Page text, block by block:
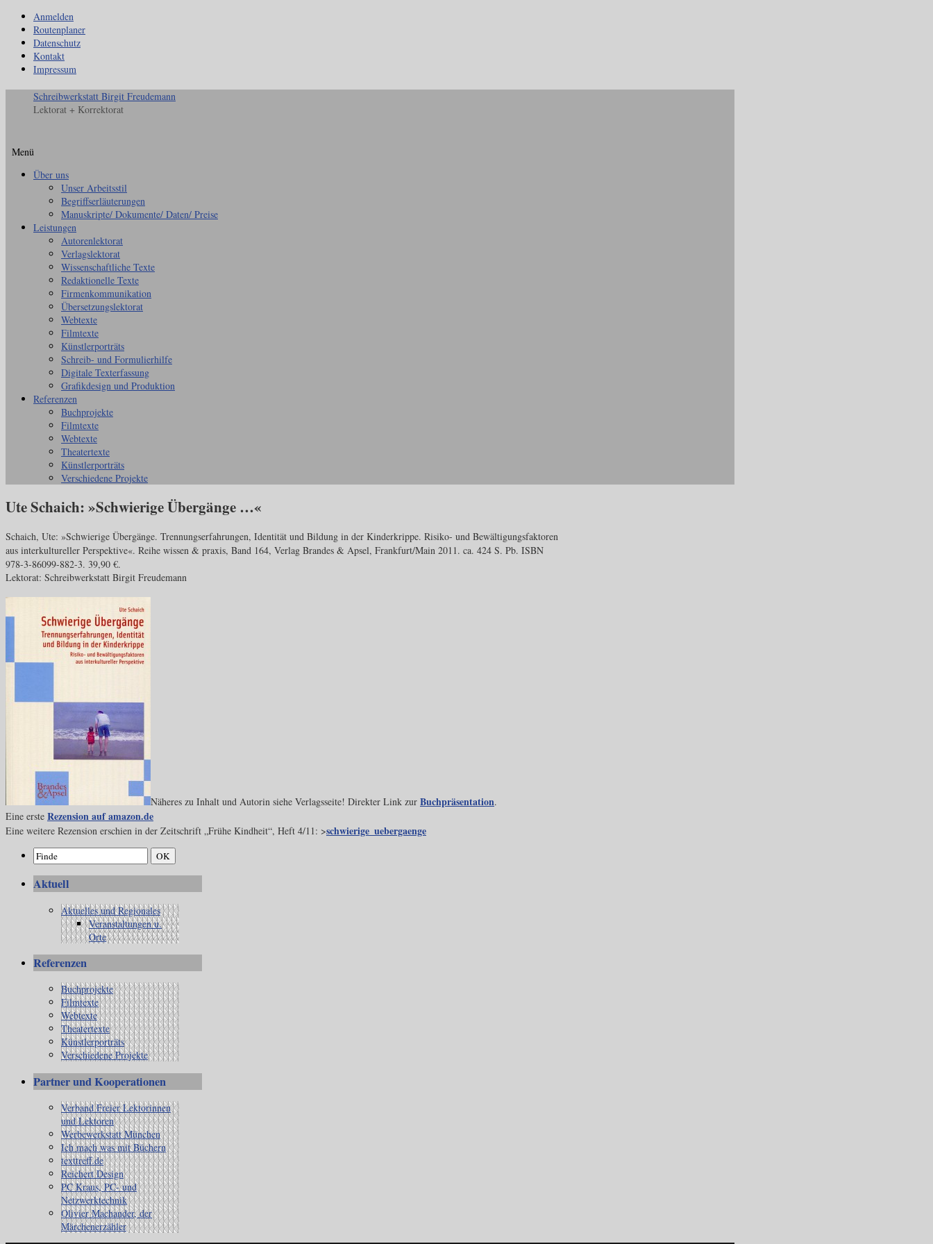
Anmelden
Routenplaner
Datenschutz
Kontakt
Impressum
Schreibwerkstatt Birgit Freudemann
Lektorat + Korrektorat
Menü
Zum
Über uns
Unser Arbeitsstil
Begriffserläuterungen
Manuskripte/ Dokumente/ Daten/ Preise
Leistungen
Autorenlektorat
Verlagslektorat
Wissenschaftliche Texte
Redaktionelle Texte
Firmenkommunikation
Übersetzungslektorat
Webtexte
Filmtexte
Künstlerporträts
Schreib- und Formulierhilfe
Digitale Texterfassung
Grafikdesign und Produktion
Referenzen
Buchprojekte
Filmtexte
Webtexte
Theatertexte
Künstlerporträts
Verschiedene Projekte
Ute Schaich: »Schwierige Übergänge …«
Schaich, Ute: »Schwierige Übergänge. Trennungserfahrungen, Identität und Bildung in der Kinderkrippe. Risiko- und Bewältigungsfaktoren
aus interkultureller Perspektive«. Reihe wissen & praxis, Band 164, Verlag Brandes & Apsel, Frankfurt/Main 2011. ca. 424 S. Pb. ISBN
978-3-86099-882-3. 39,90 €.
Lektorat: Schreibwerkstatt Birgit Freudemann
Näheres zu Inhalt und Autorin siehe Verlagsseite! Direkter Link zur Buchpräsentation.
Eine erste Rezension auf amazon.de
Eine weitere Rezension erschien in der Zeitschrift „Frühe Kindheit“, Heft 4/11: >schwierige_uebergaenge
Aktuell
Aktuelles und Regionales
Veranstaltungen u.
Orte
Referenzen
Buchprojekte
Filmtexte
Webtexte
Theatertexte
Künstlerporträts
Verschiedene Projekte
Partner und Kooperationen
Verband Freier Lektorinnen
und Lektoren
Werbewerkstatt München
Ich mach was mit Büchern
texttreff.de
Reichert Design
PC Kraus, PC- und
Netzwerktechnik
Olivier Machander, der
Märchenerzähler